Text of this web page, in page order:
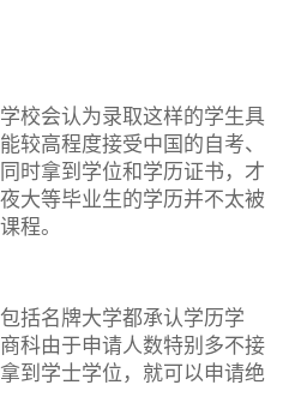
校会认为录取这样的学生具
较高程度接受中国的自考、
时拿到学位和学历证书，才
大等毕业生的学历并不太被
程。
括名牌大学都承认学历学
科由于申请人数特别多不接
到学士学位，就可以申请绝